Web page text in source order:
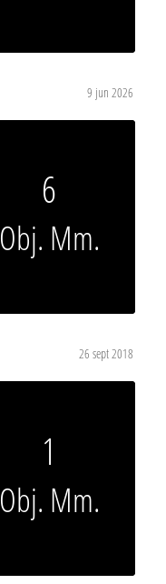
9 jun 2026
6
Obj. Mm.
26 sept 2018
1
Obj. Mm.